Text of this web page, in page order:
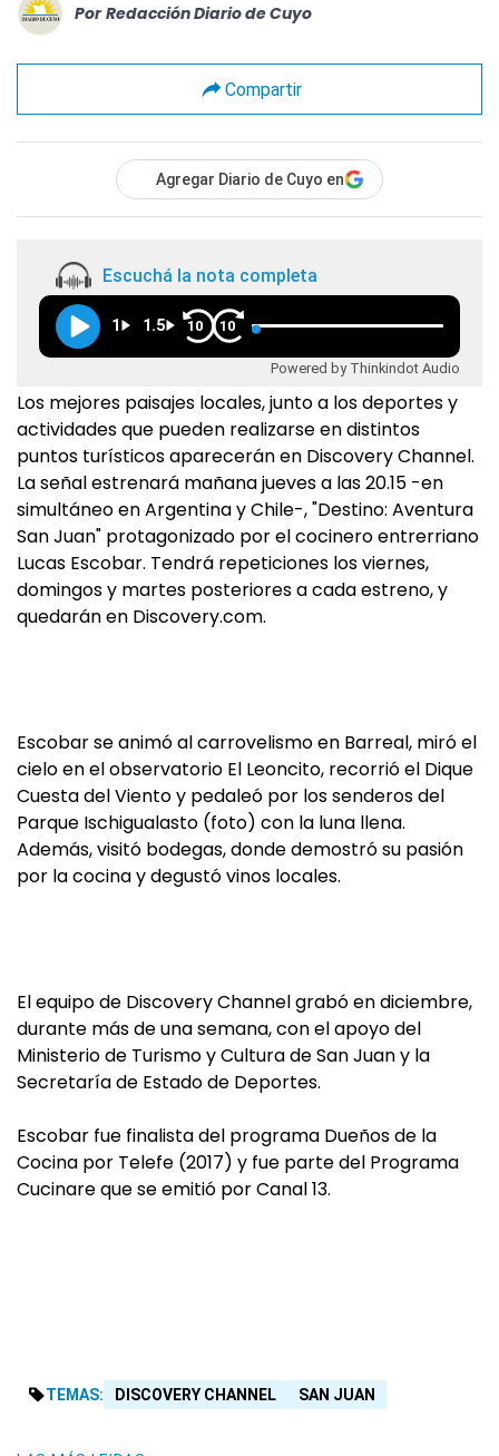
Por Redacción Diario de Cuyo
Compartir
Agregar Diario de Cuyo en
Escuchá la nota completa
1 1.5 10 10
Powered by Thinkindot Audio
Los mejores paisajes locales, junto a los deportes y
actividades que pueden realizarse en distintos
puntos turísticos aparecerán en Discovery Channel.
La señal estrenará mañana jueves a las 20.15 -en
simultáneo en Argentina y Chile-, "Destino: Aventura
San Juan" protagonizado por el cocinero entrerriano
Lucas Escobar. Tendrá repeticiones los viernes,
domingos y martes posteriores a cada estreno, y
quedarán en Discovery.com.
Escobar se animó al carrovelismo en Barreal, miró el
cielo en el observatorio El Leoncito, recorrió el Dique
Cuesta del Viento y pedaleó por los senderos del
Parque Ischigualasto (foto) con la luna llena.
Además, visitó bodegas, donde demostró su pasión
por la cocina y degustó vinos locales.
El equipo de Discovery Channel grabó en diciembre,
durante más de una semana, con el apoyo del
Ministerio de Turismo y Cultura de San Juan y la
Secretaría de Estado de Deportes.
Escobar fue finalista del programa Dueños de la
Cocina por Telefe (2017) y fue parte del Programa
Cucinare que se emitió por Canal 13.
TEMAS: DISCOVERY CHANNEL SAN JUAN